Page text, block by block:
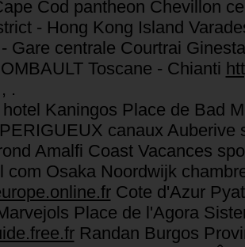
Cod pantheon Chevillon
- Hong Kong Island
Gare centrale Courtrai
Toscane - Chianti
.
Kaningos Place de Bad
canaux
Amalfi Coast Vacances
com Osaka Noordwijk
Cote d'Azur
Place de l'Agora
Randan Burgos